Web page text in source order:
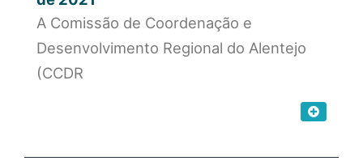
A Comissão de Coordenação e
Desenvolvimento Regional do Alentejo
(CCDR